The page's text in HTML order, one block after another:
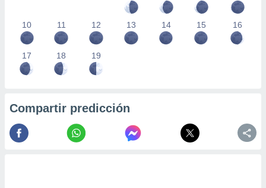
10 11 12 13 14 15 16
17 18 19
Compartir predicción